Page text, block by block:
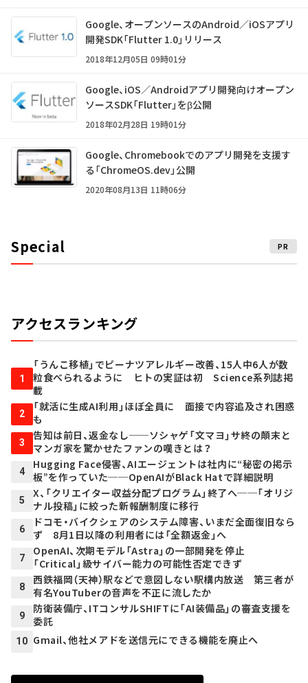
Google、オープンソースのAndroid／iOSアプリ
開発SDK「Flutter 1.0」リリース
2018年12月05日 09時01分
Google、iOS／Androidアプリ開発向けオープン
ソースSDK「Flutter」をβ公開
2018年02月28日 19時01分
Google、Chromebookでのアプリ開発を支援す
る「ChromeOS.dev」公開
2020年08月13日 11時06分
Special PR
アクセスランキング
1
「うんこ移植」でピーナツアレルギー改善、15人中6人が数
粒食べられるように ヒトの実証は初 Science系列誌掲
載
2
「就活に生成AI利用」ほぼ全員に 面接で内容追及され困惑
も
3
告知は前日、返金なし──ソシャゲ「文マヨ」サ終の顛末と
マンガ家を驚かせたファンの嘆きとは？
4
Hugging Face侵害、AIエージェントは社内に“秘密の掲示
板”を作っていた──OpenAIがBlack Hatで詳細説明
5
X、「クリエイター収益分配プログラム」終了へ──「オリジ
ナル投稿」に絞った新報酬制度に移行
6
ドコモ・バイクシェアのシステム障害、いまだ全面復旧なら
ず 8月1日以降の利用者には「全額返金」へ
7
OpenAI、次期モデル「Astra」の一部開発を停止
「Critical」級サイバー能力の可能性否定できず
8
西鉄福岡（天神）駅などで意図しない駅構内放送 第三者が
有名YouTuberの音声を不正に流したか
9
防衛装備庁、ITコンサルSHIFTに「AI装備品」の審査支援を
委託
10 Gmail、他社メアドを送信元にできる機能を廃止へ